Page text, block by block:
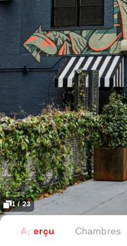
1 / 23
Aperçu Chambres